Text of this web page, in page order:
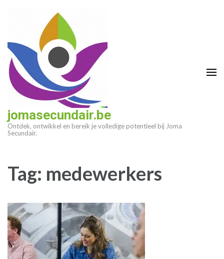
(druk
enter)
jomasecundair.be
Ontdek, ontwikkel en bereik je volledige potentieel bij Joma
Secundair.
Tag: medewerkers